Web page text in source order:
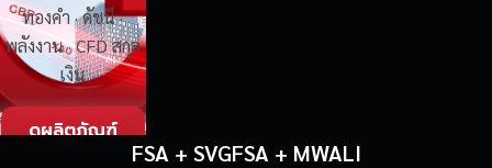
ทองคำ · ดัชนี ·
พลังงาน · CFD สกุล
เงิน
ดูผลิตภัณฑ์
FSA + SVGFSA + MWALI